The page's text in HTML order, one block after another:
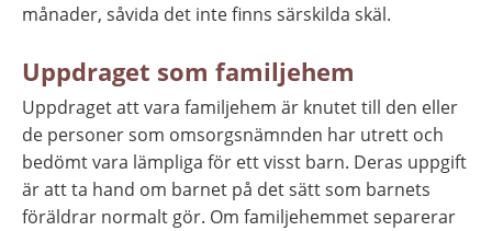
månader, såvida det inte finns särskilda skäl.
Uppdraget som familjehem
Uppdraget att vara familjehem är knutet till den eller
de personer som omsorgsnämnden har utrett och
bedömt vara lämpliga för ett visst barn. Deras uppgift
är att ta hand om barnet på det sätt som barnets
föräldrar normalt gör. Om familjehemmet separerar